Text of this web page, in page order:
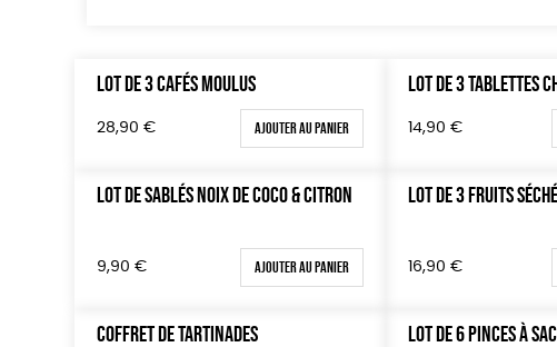
LOT DE 3 CAFÉS MOULUS
28,90 € Ajouter au panier
LOT DE 3 TABLETTES
14,90 €
LOT DE SABLÉS NOIX DE COCO & CITRON
9,90 € Ajouter au panier
LOT DE 3 FRUITS
16,90 €
COFFRET DE TARTINADES LOT DE 6 PINCES À